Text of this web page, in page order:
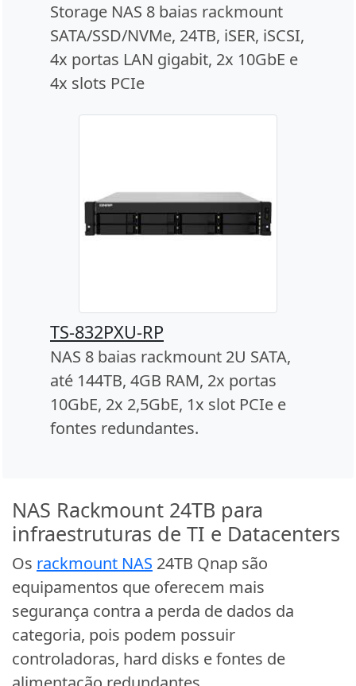
Storage NAS 8 baias rackmount
SATA/SSD/NVMe, 24TB, iSER, iSCSI,
4x portas LAN gigabit, 2x 10GbE e
4x slots PCIe
TS-832PXU-RP
NAS 8 baias rackmount 2U SATA,
até 144TB, 4GB RAM, 2x portas
10GbE, 2x 2,5GbE, 1x slot PCIe e
fontes redundantes.
NAS Rackmount 24TB para
infraestruturas de TI e Datacenters
Os rackmount NAS 24TB Qnap são
equipamentos que oferecem mais
segurança contra a perda de dados da
categoria, pois podem possuir
controladoras, hard disks e fontes de